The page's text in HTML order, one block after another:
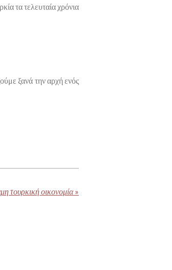
τα τελευταία χρόνια
ξανά την αρχή ενός
τουρκική οικονομία »